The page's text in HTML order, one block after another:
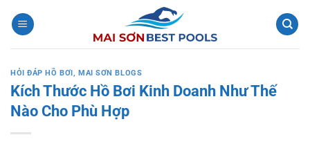
qua
HỎI ĐÁP HỒ BƠI, MAI SƠN BLOGS
Kích Thước Hồ Bơi Kinh Doanh Như Thế
Nào Cho Phù Hợp